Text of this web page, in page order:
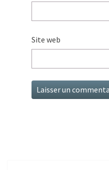
Site web